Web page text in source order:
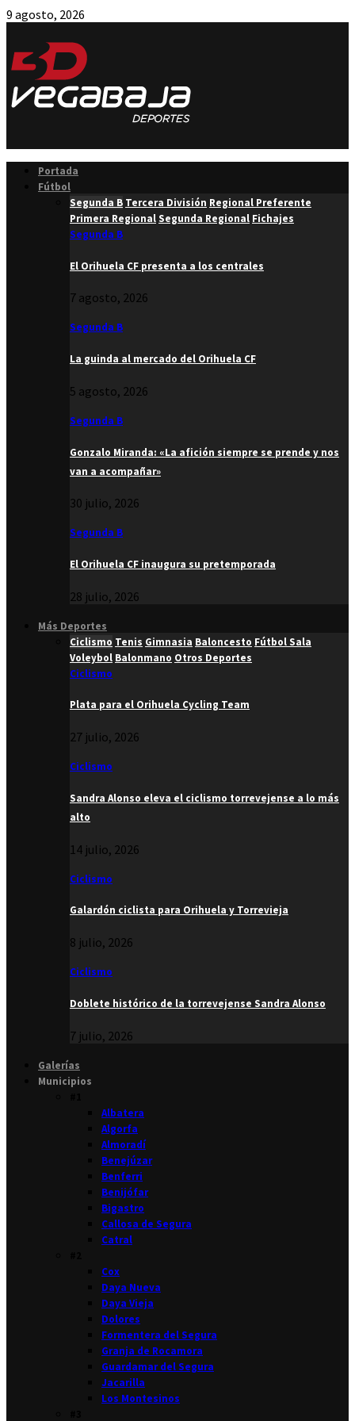
9 agosto, 2026
Portada
Fútbol
Segunda B Tercera División Regional Preferente
Primera RegionalSegunda Regional Fichajes
Segunda B
El Orihuela CF presenta a los centrales
7 agosto, 2026
Segunda B
La guinda al mercado del Orihuela CF
5 agosto, 2026
Segunda B
Gonzalo Miranda: «La afición siempre se prende y nos
van a acompañar»
30 julio, 2026
Segunda B
El Orihuela CF inaugura su pretemporada
28 julio, 2026
Más Deportes
Ciclismo Tenis Gimnasia Baloncesto Fútbol Sala
Voleybol Balonmano Otros Deportes
Ciclismo
Plata para el Orihuela Cycling Team
27 julio, 2026
Ciclismo
Sandra Alonso eleva el ciclismo torrevejense a lo más
alto
14 julio, 2026
Ciclismo
Galardón ciclista para Orihuela y Torrevieja
8 julio, 2026
Ciclismo
Doblete histórico de la torrevejense Sandra Alonso
7 julio, 2026
Galerías
Municipios
Albatera
Algorfa
Almoradí
Benejúzar
Benferri
Benijófar
Bigastro
Callosa de Segura
Catral
Cox
Daya Nueva
Daya Vieja
Dolores
Formentera del Segura
Granja de Rocamora
Guardamar del Segura
Jacarilla
Los Montesinos